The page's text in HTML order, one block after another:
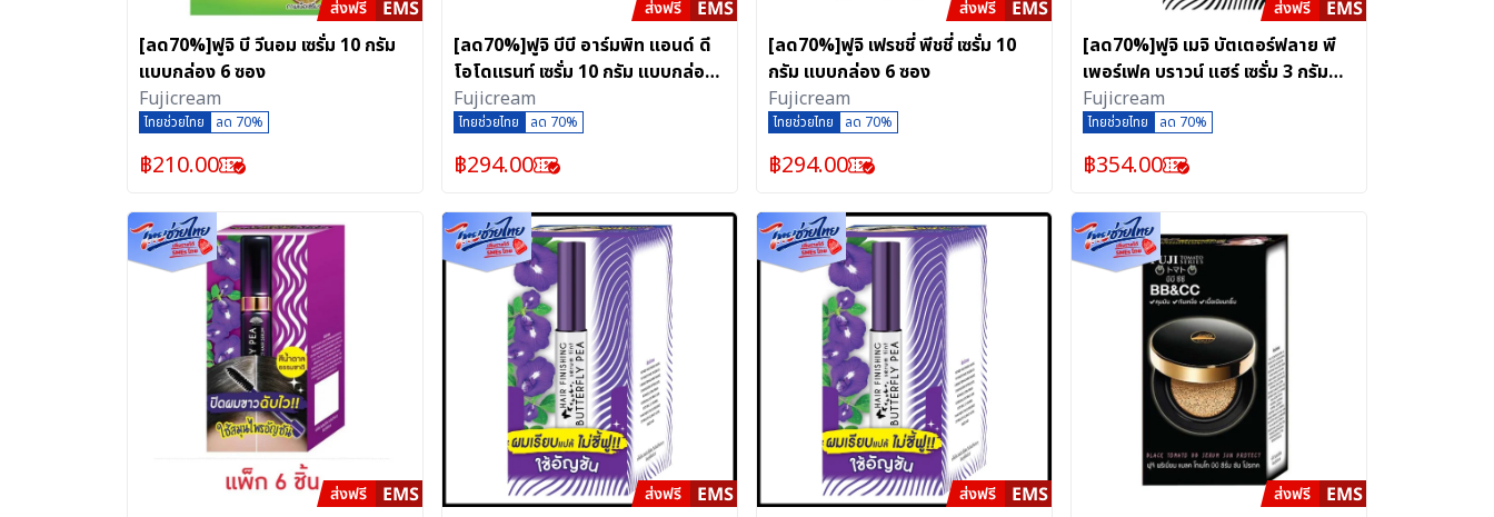
[ลด70%]ฟูจิ บี วีนอม เซรั่ม 10 กรัม
แบบกล่อง 6 ซอง
Fujicream
ไทยช่วยไทย ลด 70%
฿210.00
[ลด70%]ฟูจิ บีบี อาร์มพิท แอนด์ ดี
โอโดแรนท์ เซรั่ม 10 กรัม แบบกล่อง
6 ซอง
Fujicream
ไทยช่วยไทย ลด 70%
฿294.00
[ลด70%]ฟูจิ เฟรชชี่ พีชชี่ เซรั่ม 10
กรัม แบบกล่อง 6 ซอง
Fujicream
ไทยช่วยไทย ลด 70%
฿294.00
[ลด70%]ฟูจิ เมจิ บัตเตอร์ฟลาย พี
เพอร์เฟค บราวน์ แฮร์ เซรั่ม 3 กรัม
แบบกล่อง 6 ซอง
Fujicream
ไทยช่วยไทย ลด 70%
฿354.00